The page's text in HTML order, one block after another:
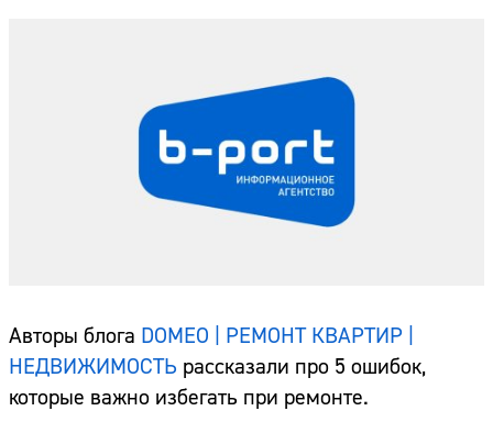
Авторы блога DOMEO | РЕМОНТ КВАРТИР |
НЕДВИЖИМОСТЬ рассказали про 5 ошибок,
которые важно избегать при ремонте.